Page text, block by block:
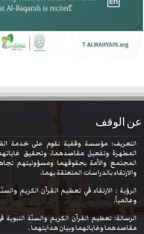
عن الوقف
التعريف: مؤسسة وقفية تقوم على خدمة
المطهرة وتفعيل مقاصدهما، وتحقيق
المجتمع والأمة بحقوقهما ومسؤوليتهم
والارتقاء بالدراسات المتعلقة بهما.
الرؤية : الارتقاء في تعظيم القرآن الكريم
وعالمياً.
الرسالة: تعظيم القرآن الكريم والسنّة
مقاصدهما وغاياتهما وبيان هدايتهما .